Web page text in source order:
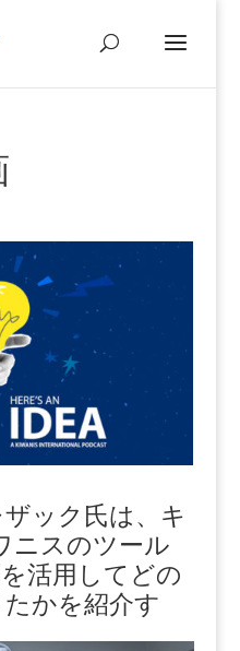
ック氏は、キ
ニスのツール
活用してどの
かを紹介す